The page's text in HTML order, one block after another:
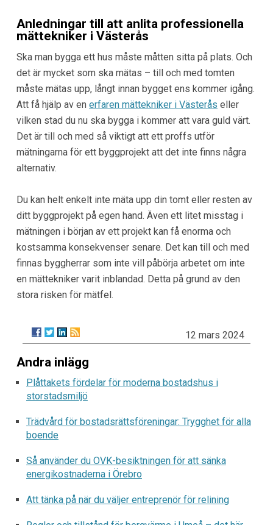
Anledningar till att anlita professionella
mättekniker i Västerås
Ska man bygga ett hus måste måtten sitta på plats. Och
det är mycket som ska mätas – till och med tomten
måste mätas upp, långt innan bygget ens kommer igång.
Att få hjälp av en erfaren mättekniker i Västerås eller
vilken stad du nu ska bygga i kommer att vara guld värt.
Det är till och med så viktigt att ett proffs utför
mätningarna för ett byggprojekt att det inte finns några
alternativ.
Du kan helt enkelt inte mäta upp din tomt eller resten av
ditt byggprojekt på egen hand. Även ett litet misstag i
mätningen i början av ett projekt kan få enorma och
kostsamma konsekvenser senare. Det kan till och med
finnas byggherrar som inte vill påbörja arbetet om inte
en mättekniker varit inblandad. Detta på grund av den
stora risken för mätfel.
12 mars 2024
Andra inlägg
Plåttakets fördelar för moderna bostadshus i
storstadsmiljö
Trädvård för bostadsrättsföreningar: Trygghet för alla
boende
Så använder du OVK-besiktningen för att sänka
energikostnaderna i Örebro
Att tänka på när du väljer entreprenör för relining